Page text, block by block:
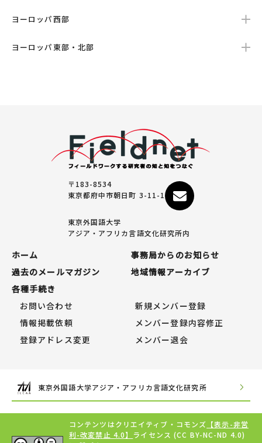
ヨーロッパ西部
ヨーロッパ東部・北部
〒183-8534
東京都府中市朝日町 3-11-1
東京外国語大学
アジア・アフリカ言語文化研究所内
ホーム
事務局からのお知らせ
過去のメールマガジン
地域情報アーカイブ
各種手続き
お問い合わせ
新規メンバー登録
情報掲載依頼
メンバー登録内容修正
登録アドレス変更
メンバー退会
東京外国語大学アジア・アフリカ言語文化研究所
コンテンツはクリエイティブ・コモンズ 【表示-非営
利-改変禁止 4.0】 ライセンス (CC BY-NC-ND 4.0)